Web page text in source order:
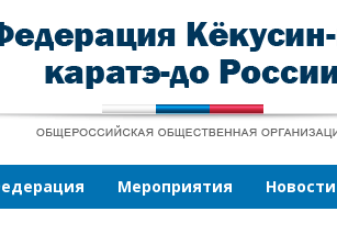
Мероприятия Новости